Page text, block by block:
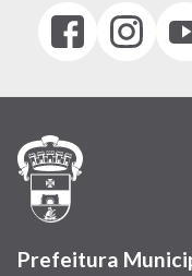
Facebook
(link
em
janela)
Instagram
(link
em
(link
em
Prefeitura